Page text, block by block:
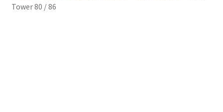
Tower 80 / 86